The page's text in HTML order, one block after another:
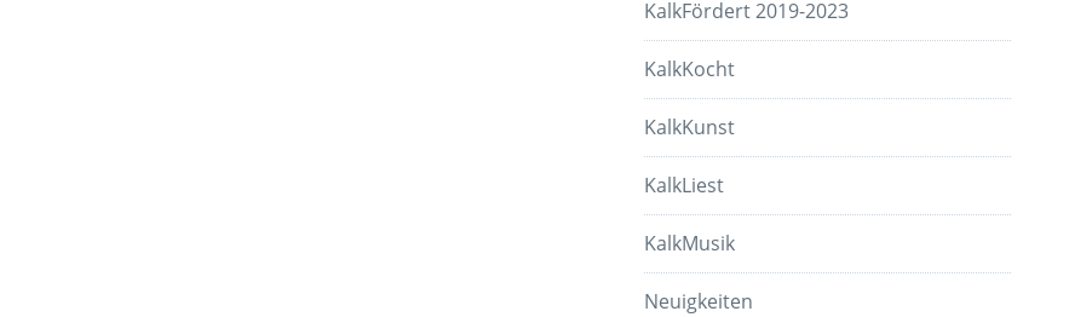
KalkFördert 2019-2023
KalkKocht
KalkKunst
KalkLiest
KalkMusik
Neuigkeiten